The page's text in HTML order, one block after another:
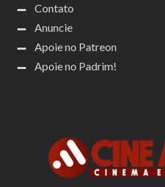
Contato
Anuncie
Apoie no Patreon
Apoie no Padrim!